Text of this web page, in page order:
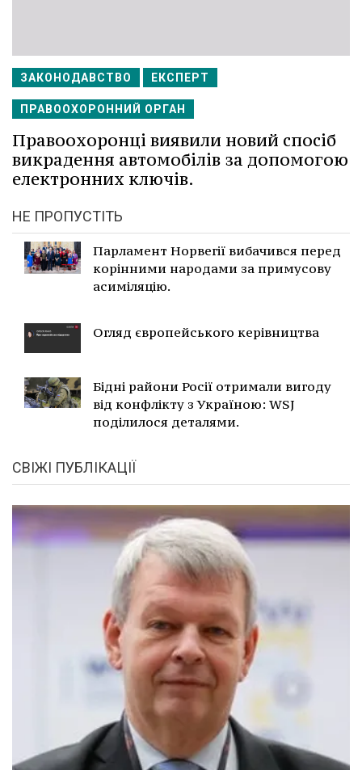
ЗАКОНОДАВСТВО ЕКСПЕРТ
ПРАВООХОРОННИЙ ОРГАН
Правоохоронці виявили новий спосіб
викрадення автомобілів за допомогою
електронних ключів.
НЕ ПРОПУСТІТЬ
Парламент Норвегії вибачився перед
корінними народами за примусову
асиміляцію.
Огляд європейського керівництва
Бідні райони Росії отримали вигоду
від конфлікту з Україною: WSJ
поділилося деталями.
СВІЖІ ПУБЛІКАЦІЇ